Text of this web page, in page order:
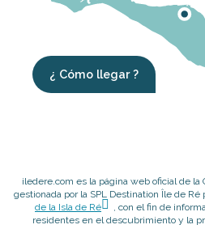
¿ Cómo llegar ?
iledere.com es la página web oficial de la
gestionada por la SPL Destination Île de Ré
de la Isla de Ré
, con el fin de
residentes en el descubrimiento y la